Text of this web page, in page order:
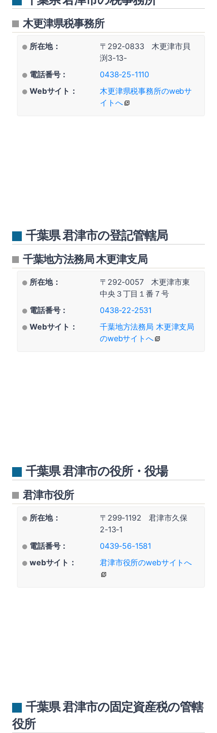
木更津県税事務所
所在地：
〒292-0833 木更津市貝
渕3-13-
電話番号：
0438-25-1110
Webサイト：
木更津県税事務所のwebサ
イトへ
千葉県 君津市の登記管轄局
千葉地方法務局 木更津支局
所在地：
〒292-0057 木更津市東
中央３丁目１番７号
電話番号：
0438-22-2531
Webサイト：
千葉地方法務局 木更津支局
のwebサイトへ
千葉県 君津市の役所・役場
君津市役所
所在地：
〒299-1192 君津市久保
2-13-1
電話番号：
0439-56-1581
webサイト：
君津市役所のwebサイトへ
千葉県 君津市の固定資産税の管轄
役所